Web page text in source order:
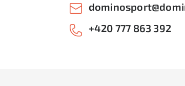
dominosport@
+420 777 863 392